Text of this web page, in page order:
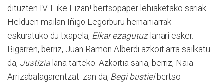
dituzten IV. Hike Eizan! bertsopaper lehiaketako sariak.
Helduen mailan Iñigo Legorburu hernaniarrak
eskuratuko du txapela, Elkar ezagutuzlanari esker.
Bigarren, berriz, Juan Ramon Alberdi azkoitiarra sailkatu
da, Justizialana tarteko. Azkoitia saria, berriz, Naia
Arrizabalagarentzat izan da, Begi bustieibertso